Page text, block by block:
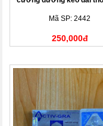
Mã SP: 2442
250,000đ